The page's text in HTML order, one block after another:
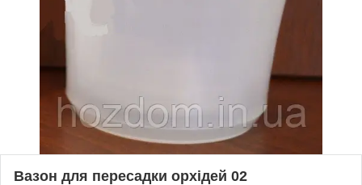
Вазон для пересадки орхідей 02